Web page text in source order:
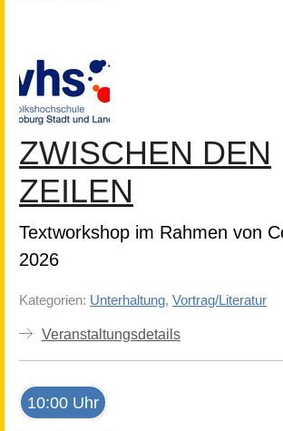
ZWISCHEN DEN
ZEILEN
Textworkshop im Rahmen von
2026
Kategorien: Unterhaltung, Vortrag/Literatur
Veranstaltungsdetails
10:00 Uhr